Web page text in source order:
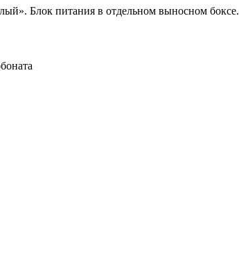
Блок питания в отдельном выносном боксе.